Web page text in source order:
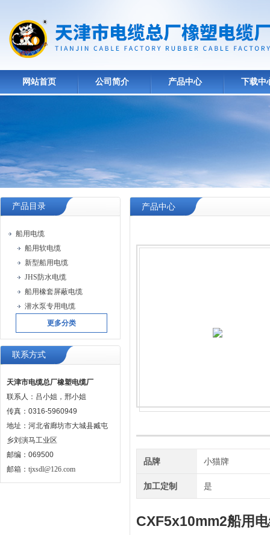
网站首页 公司简介 产品中心 下载中
产品目录
船用电缆
船用软电缆
新型船用电缆
JHS防水电缆
船用橡套屏蔽电缆
潜水泵专用电缆
更多分类
联系方式
天津市电缆总厂橡塑电缆厂
联系人：吕小姐，邢小姐
传真：0316-5960949
地址：河北省廊坊市大城县臧屯
乡刘演马工业区
邮编：069500
邮箱： tjxsdl@126.com
产品中心
品牌 小猫牌
加工定制 是
CXF5x10mm2船用